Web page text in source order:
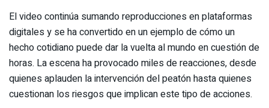
El video continúa sumando reproducciones en plataformas
digitales y se ha convertido en un ejemplo de cómo un
hecho cotidiano puede dar la vuelta al mundo en cuestión de
horas. La escena ha provocado miles de reacciones, desde
quienes aplauden la intervención del peatón hasta quienes
cuestionan los riesgos que implican este tipo de acciones.